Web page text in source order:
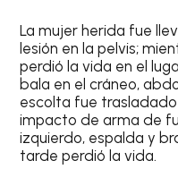
La mujer herida fue
lesión en la pelvis;
perdió la vida en el
bala en el cráneo,
escolta fue trasladado
impacto de arma de
izquierdo, espalda y
tarde perdió la vida.